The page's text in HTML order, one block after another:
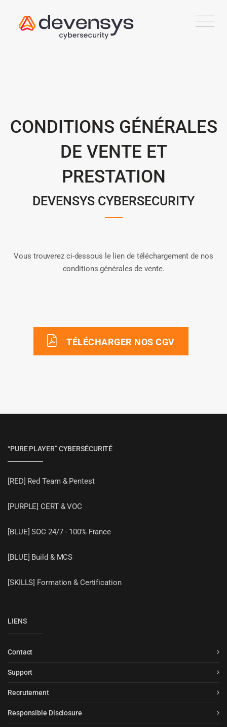
CONDITIONS GÉNÉRALES
DE VENTE ET
PRESTATION
DEVENSYS CYBERSECURITY
Vous trouverez ci-dessous le lien de téléchargement de nos
conditions générales de vente.
TÉLÉCHARGER NOS CGV
“PURE PLAYER” CYBERSÉCURITÉ
[RED] Red Team & Pentest
[PURPLE] CERT & VOC
[BLUE] SOC 24/7 - 100% France
[BLUE] Build & MCS
[SKILLS] Formation & Certification
LIENS
Contact
Support
Recrutement
Responsible Disclosure